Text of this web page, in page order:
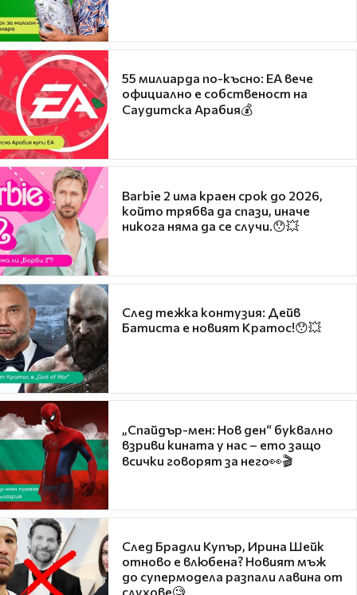
55 милиарда по-късно: EA вече
официално е собственост на
Саудитска Арабия💰
Barbie 2 има краен срок до 2026,
който трябва да спази, иначе
никога няма да се случи.😯💥
След тежка контузия: Дейв
Батиста е новият Кратос!😯💥
„Спайдър-мен: Нов ден“ буквално
взриви кината у нас – ето защо
всички говорят за него👀🎬
След Брадли Купър, Ирина Шейк
отново е влюбена? Новият мъж
до супермодела разпали лавина от
слухове🧐